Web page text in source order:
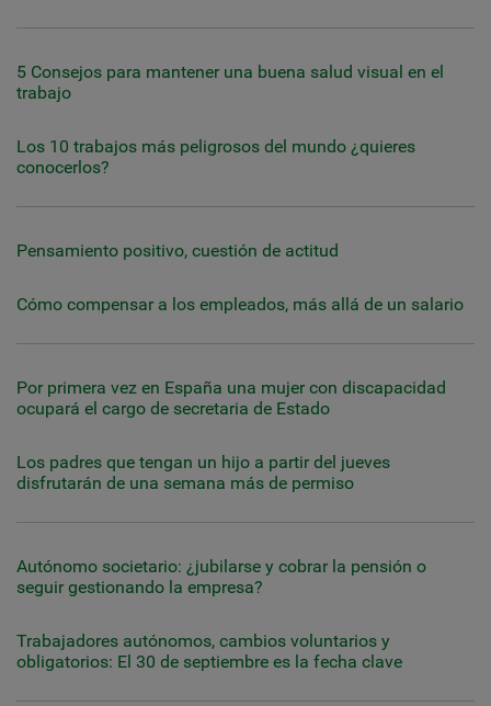
5 Consejos para mantener una buena salud visual en el
trabajo
Los 10 trabajos más peligrosos del mundo ¿quieres
conocerlos?
Pensamiento positivo, cuestión de actitud
Cómo compensar a los empleados, más allá de un salario
Por primera vez en España una mujer con discapacidad
ocupará el cargo de secretaria de Estado
Los padres que tengan un hijo a partir del jueves
disfrutarán de una semana más de permiso
Autónomo societario: ¿jubilarse y cobrar la pensión o
seguir gestionando la empresa?
Trabajadores autónomos, cambios voluntarios y
obligatorios: El 30 de septiembre es la fecha clave